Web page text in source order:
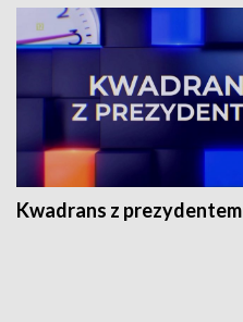
Kwadrans z prezydentem